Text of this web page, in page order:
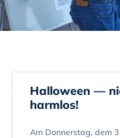
Halloween —
harmlos!
Am Donnerstag, dem